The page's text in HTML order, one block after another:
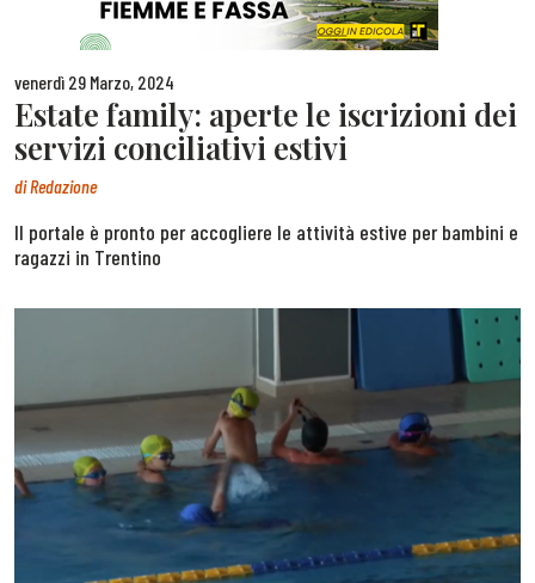
venerdì 29 Marzo, 2024
Estate family: aperte le iscrizioni dei
servizi conciliativi estivi
diRedazione
Il portale è pronto per accogliere le attività estive per bambini e
ragazzi in Trentino